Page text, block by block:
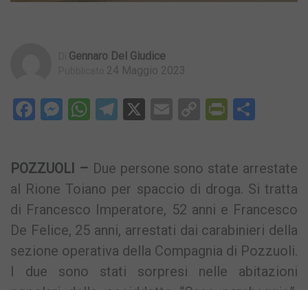
Gennaro Del Giudice
24 Maggio 2023
Facebook
Messenger
WhatsApp
Telegram
X EmailCopy
POZZUOLI – Due persone sono state arrestate
al Rione Toiano per spaccio di droga. Si tratta
di Francesco Imperatore, 52 anni e Francesco
De Felice, 25 anni, arrestati dai carabinieri della
sezione operativa della Compagnia di Pozzuoli.
I due sono stati sorpresi nelle abitazioni